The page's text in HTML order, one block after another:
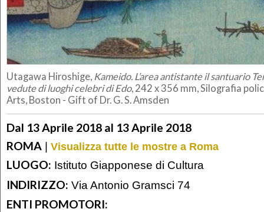
Utagawa Hiroshige, Kameido. L’area antistante il santuario
vedute di luoghi celebri di Edo, 242 x 356 mm, Silografia
Arts, Boston - Gift of Dr. G. S. Amsden
Dal 13 Aprile 2018 al 13 Aprile 2018
ROMA | Visualizza tutte le mostre a Roma
LUOGO: Istituto Giapponese di Cultura
INDIRIZZO: Via Antonio Gramsci 74
ENTI PROMOTORI: